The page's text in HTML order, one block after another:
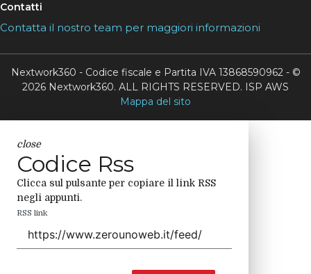
Contatti
Contatta il nostro team per maggiori informazioni
Nextwork360 - Codice fiscale e Partita IVA 13868590962 - ©
2026 Nextwork360. ALL RIGHTS RESERVED. ISP AWS
Mappa del sito
close
Codice Rss
Clicca sul pulsante per copiare il link RSS
negli appunti.
RSS link